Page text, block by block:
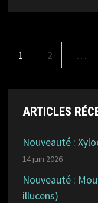
Pagination
1 2 …
ARTICLES
Nouveauté :
14 juin 2026
Nouveauté :
illucens)